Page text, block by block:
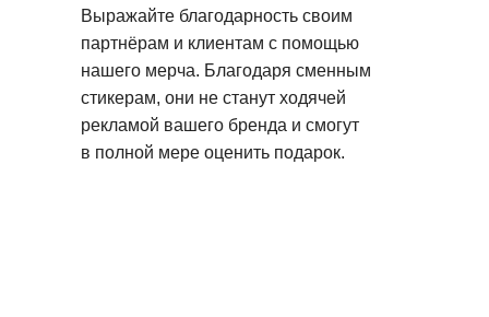
Выражайте благодарность своим
партнёрам и клиентам с помощью
нашего мерча. Благодаря сменным
стикерам, они не станут ходячей
рекламой вашего бренда и смогут
в полной мере оценить подарок.